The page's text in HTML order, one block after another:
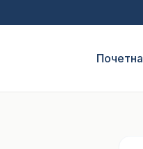
Почетна